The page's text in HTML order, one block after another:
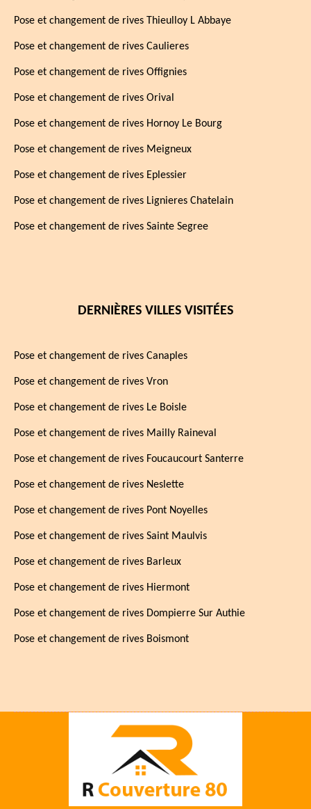
Pose et changement de rives Thieulloy L Abbaye
Pose et changement de rives Caulieres
Pose et changement de rives Offignies
Pose et changement de rives Orival
Pose et changement de rives Hornoy Le Bourg
Pose et changement de rives Meigneux
Pose et changement de rives Eplessier
Pose et changement de rives Lignieres Chatelain
Pose et changement de rives Sainte Segree
DERNIÈRES VILLES VISITÉES
Pose et changement de rives Canaples
Pose et changement de rives Vron
Pose et changement de rives Le Boisle
Pose et changement de rives Mailly Raineval
Pose et changement de rives Foucaucourt Santerre
Pose et changement de rives Neslette
Pose et changement de rives Pont Noyelles
Pose et changement de rives Saint Maulvis
Pose et changement de rives Barleux
Pose et changement de rives Hiermont
Pose et changement de rives Dompierre Sur Authie
Pose et changement de rives Boismont